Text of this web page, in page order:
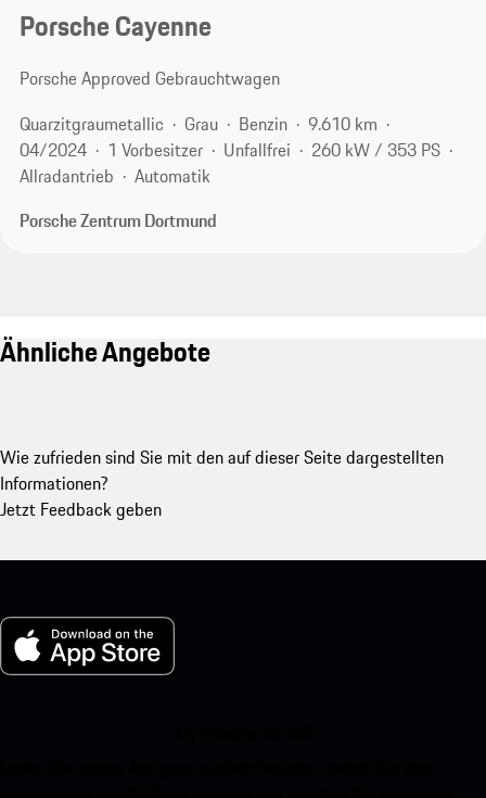
Porsche Cayenne
Porsche Approved Gebrauchtwagen
Quarzitgraumetallic
Grau Benzin
9.610 km
04/2024
1 Vorbesitzer Unfallfrei
260 kW / 353 PS
Allradantrieb
Automatik
Porsche Zentrum Dortmund
Ähnliche Angebote
Wie zufrieden sind Sie mit den auf dieser Seite dargestellten
Informationen?
Jetzt Feedback geben